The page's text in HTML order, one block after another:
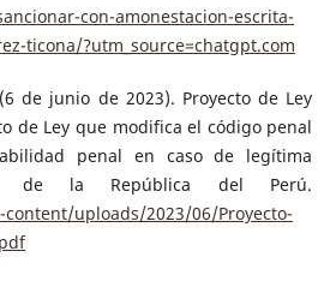
con-amonestacion-escrita-
ticona/?utm_source=chatgpt.com
de junio de 2023). Proyecto de Ley
de Ley que modifica el código penal
penal en caso de legítima
de la República del Perú.
uploads/2023/06/Proyecto-